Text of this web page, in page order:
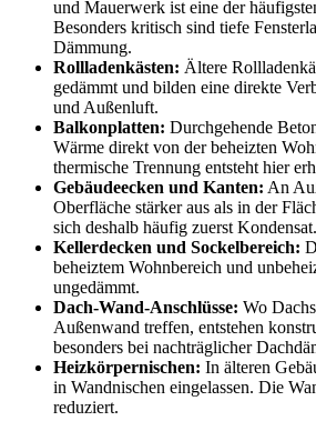
und Mauerwerk ist eine der
Besonders kritisch sind tiefe
Dämmung.
Rollladenkästen: Ältere
gedämmt und bilden eine direkte
und Außenluft.
Balkonplatten: Durchgehende
Wärme direkt von der beheizten
thermische Trennung entsteht hier
Gebäudeecken und Kanten: An
Oberfläche stärker aus als in der
sich deshalb häufig zuerst Kondensat.
Kellerdecken und Sockelbereich:
beheiztem Wohnbereich und
ungedämmt.
Dach-Wand-Anschlüsse: Wo
Außenwand treffen, entstehen
besonders bei nachträglicher
Heizkörpernischen: In älteren
in Wandnischen eingelassen. Die
reduziert.